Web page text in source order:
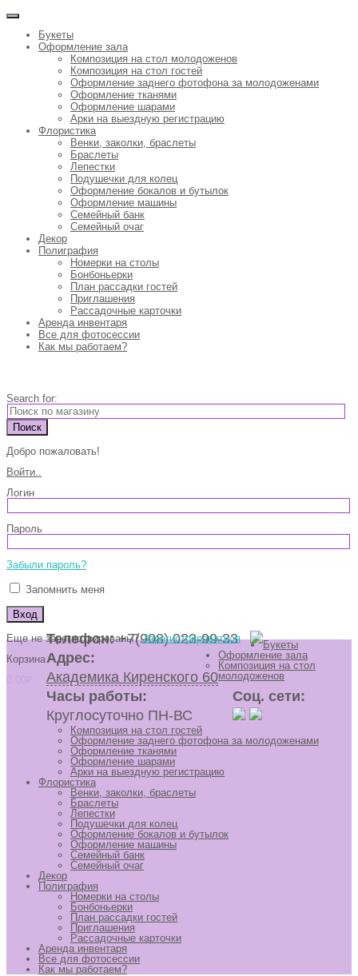
Букеты
Оформление зала
Композиция на стол молодоженов
Композиция на стол гостей
Оформление заднего фотофона за молодоженами
Оформление тканями
Оформление шарами
Арки на выездную регистрацию
Флористика
Венки, заколки, браслеты
Браслеты
Лепестки
Подушечки для колец
Оформление бокалов и бутылок
Оформление машины
Семейный банк
Семейный очаг
Декор
Полиграфия
Номерки на столы
Бонбоньерки
План рассадки гостей
Приглашения
Рассадочные карточки
Аренда инвентаря
Все для фотосессии
Как мы работаем?
Search for:
Добро пожаловать!
Войти..
Логин
Пароль
Забыли пароль?
Запомнить меня
Еще не зарегистрированы?Зарегистрироваться
Корзина
Телефон:+7(908) 023-99-33
Адрес:
Академика Киренского 60
Часы работы:
Круглосуточно ПН-ВС
Соц. сети:
Букеты
Оформление зала
Композиция на стол
молодоженов
Композиция на стол гостей
Оформление заднего фотофона за молодоженами
Оформление тканями
Оформление шарами
Арки на выездную регистрацию
Флористика
Венки, заколки, браслеты
Браслеты
Лепестки
Подушечки для колец
Оформление бокалов и бутылок
Оформление машины
Семейный банк
Семейный очаг
Декор
Полиграфия
Номерки на столы
Бонбоньерки
План рассадки гостей
Приглашения
Рассадочные карточки
Аренда инвентаря
Все для фотосессии
Как мы работаем?